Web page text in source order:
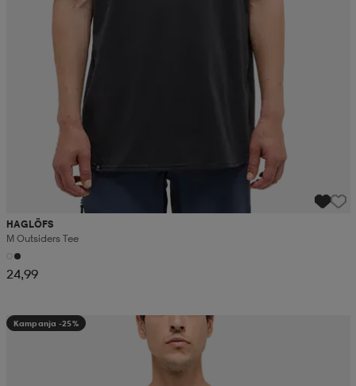
HAGLÖFS
M Outsiders Tee
24,99
Kampanja -25%